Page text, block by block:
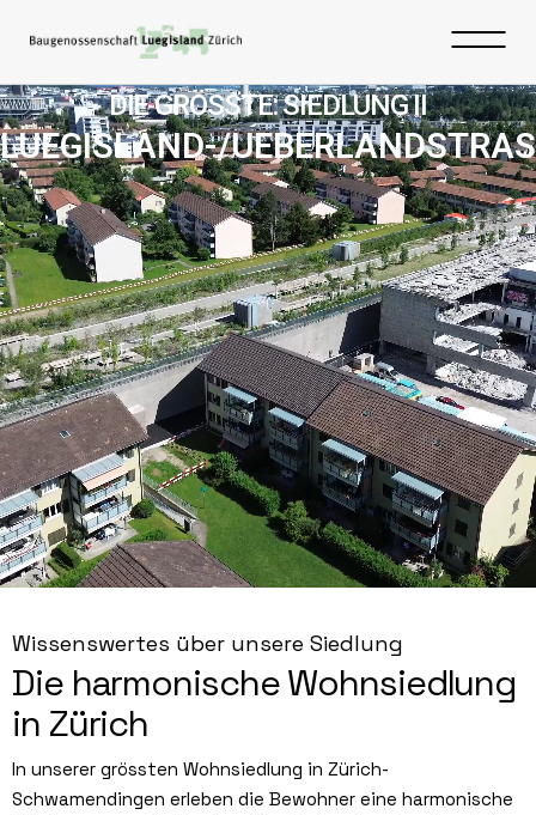
DIE GRÖSSTE: SIEDLUNG II
LUEGISLAND-/
Wissenswertes über unsere Siedlung
Die harmonische Wohnsiedlung
in Zürich
In unserer grössten Wohnsiedlung in Zürich-
Schwamendingen erleben die Bewohner eine harmonische